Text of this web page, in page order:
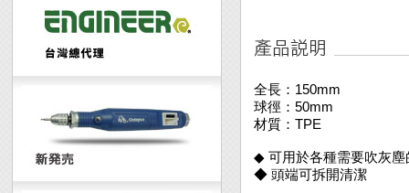
全長：150mm
球徑：50mm
材質：TPE
◆ 可用於各種需要吹灰
◆ 頭端可拆開清潔